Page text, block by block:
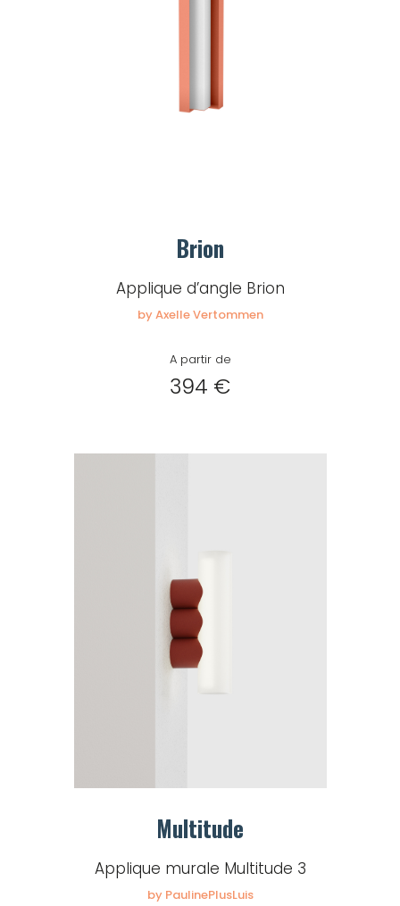
Brion
Applique d’angle Brion
by Axelle Vertommen
A partir de
394 €
Multitude
Applique murale Multitude 3
by PaulinePlusLuis